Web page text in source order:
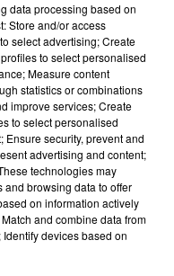
Gémeaux
data processing based on
Store and/or access
select advertising; Create
to select personalised
Measure content
statistics or combinations
improve services; Create
to select personalised
Ensure security, prevent and
advertising and content;
technologies may
and browsing data to offer
on information actively
and combine data from
devices based on